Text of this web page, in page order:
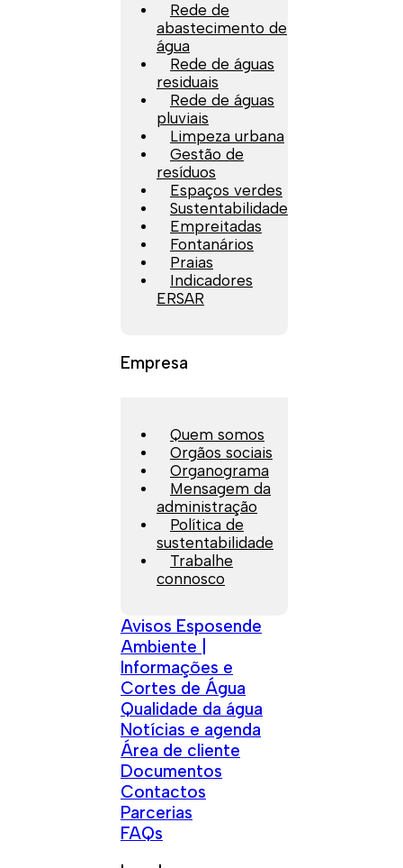
Rede de
abastecimento de
água
Rede de águas
residuais
Rede de águas
pluviais
Limpeza urbana
Gestão de
resíduos
Espaços verdes
Sustentabilidade
Empreitadas
Fontanários
Praias
Indicadores
ERSAR
Empresa
Quem somos
Orgãos sociais
Organograma
Mensagem da
administração
Política de
sustentabilidade
Trabalhe
connosco
Avisos Esposende
Ambiente |
Informações e
Cortes de Água
Qualidade da água
Notícias e agenda
Área de cliente
Documentos
Contactos
Parcerias
FAQs